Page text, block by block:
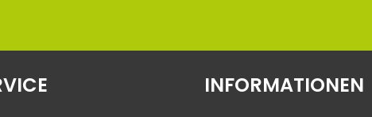
INFORMATIONEN